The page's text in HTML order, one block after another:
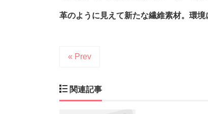
革のように見えて新たな繊維素材。環
« Prev
関連記事